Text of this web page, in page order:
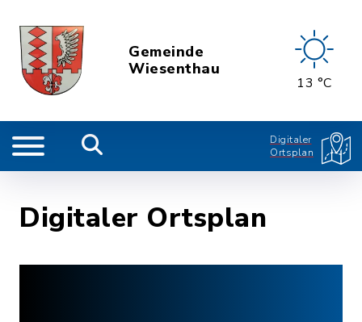
Gemeinde
Wiesenthau
13 °C
Digitaler
Ortsplan
Digitaler Ortsplan